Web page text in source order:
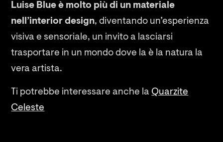
Luise Blue è molto più di un materiale
nell’interior design, diventando un’esperienza
visiva e sensoriale, un invito a lasciarsi
trasportare in un mondo dove la è la natura la
vera artista.
Ti potrebbe interessare anche la Quarzite
Celeste